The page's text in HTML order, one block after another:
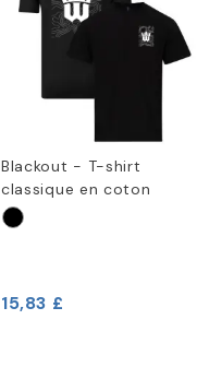
Blackout - T-shirt
classique en coton
15,83 £